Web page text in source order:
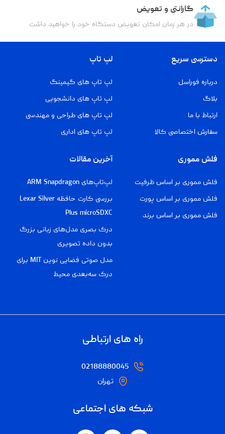
گارانتی و تعویض
در هر زمان امکان تعویض دستگاه خود را خواهید داشت
دسترسی سریع
درباره فوراسل
بلاگ
ارتباط با ما
سفارش اختصاصی کالا
لپ تاپ
لپ تاپ های گیمینگ
لپ تاپ های دانشجویی
لپ تاپ های طراحی و مهندسی
لپ تاپ های اداری
فلش مموری
فلش مموری بر اساس ظرفیت
فلش مموری بر اساس پورت
فلش مموری بر اساس برند
آخرین مقالات
لپ‌تاپ‌های ARM Snapdragon
بررسی کارت حافظه Lexar Silver
Plus microSDXC
درک بصری مدل‌های زبانی بزرگ
بدون داده تصویری
مدل صوتی فضایی نوین MIT برای
درک سه‌بعدی محیط
راه های ارتباطی
02188880045
تهران
شبکه های اجتماعی